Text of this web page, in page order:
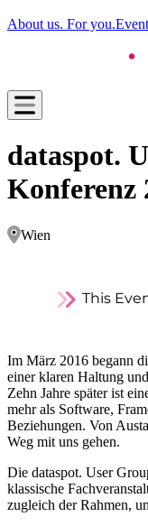
About us. For you.
dataspot.
Konferenz
Wien
This
Im März 2016 begann
einer klaren Haltung
Zehn Jahre später ist
mehr als Software,
Beziehungen. Von
Weg mit uns gehen.
Die dataspot. User
klassische
zugleich der Rahmen,